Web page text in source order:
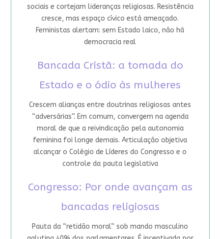
sociais e cortejam lideranças religiosas. Resistência
cresce, mas espaço cívico está ameaçado.
Feministas alertam: sem Estado laico, não há
democracia real
Bancada Cristã: a tomada do
Estado e o ódio às mulheres
Crescem alianças entre doutrinas religiosas antes
“adversárias”. Em comum, convergem na agenda
moral de que a reivindicação pela autonomia
feminina foi longe demais. Articulação objetiva
alcançar o Colégio de Líderes do Congresso e o
controle da pauta legislativa
Congresso: Por onde avançam as
bancadas religiosas
Pauta da “retidão moral” sob mando masculino